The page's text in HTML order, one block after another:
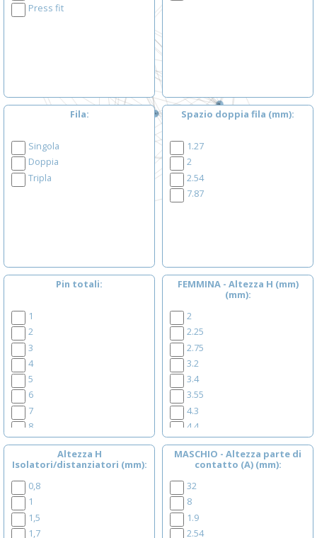
Press fit
Fila
Singola
Doppia
Tripla
Spazio doppia fila (mm)
1.27
2
2.54
7.87
Pin totali
1
2
3
4
5
6
7
8
9
12
13
14
FEMMINA - Altezza H (mm)
(mm)
2
2.25
2.75
3.2
3.4
3.55
4.3
4.4
4.6
5
5.9
6.35
7.1
Altezza H
Isolatori/distanziatori (mm)
0,8
1
1,5
1,7
MASCHIO - Altezza parte di
contatto (A) (mm)
32
8
1.9
2.54